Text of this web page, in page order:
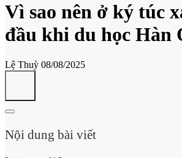
Vì sao nên ở ký túc
đầu khi du học Hàn
Lệ Thuỳ 08/08/2025
Nội dung bài viết